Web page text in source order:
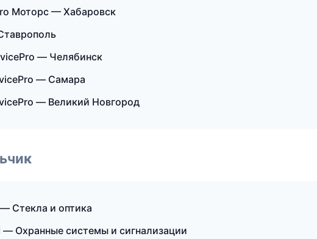
Моторс — Хабаровск
— Челябинск
— Самара
— Великий Новгород
Стекла и оптика
— Охранные системы и сигнализации